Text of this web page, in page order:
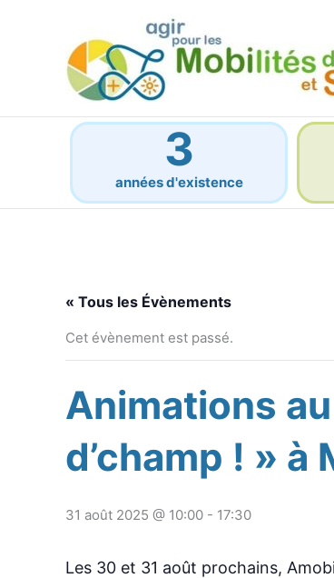
3
années d'existence
« Tous les Évènements
Cet évènement est passé.
Animations
d’champ ! » à
31 août 2025 @ 10:00 - 17:30
Les 30 et 31 août prochains,